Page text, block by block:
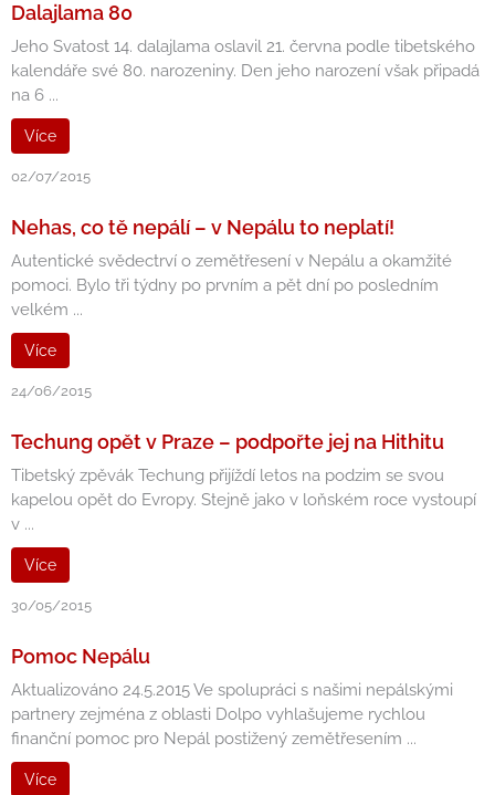
Dalajlama 80
Jeho Svatost 14. dalajlama oslavil 21. června podle tibetského
kalendáře své 80. narozeniny. Den jeho narození však připadá
na 6 ...
Více
02/07/2015
Nehas, co tě nepálí – v Nepálu to neplatí!
Autentické svědectrví o zemětřesení v Nepálu a okamžité
pomoci. Bylo tři týdny po prvním a pět dní po posledním
velkém ...
Více
24/06/2015
Techung opět v Praze – podpořte jej na Hithitu
Tibetský zpěvák Techung přijíždí letos na podzim se svou
kapelou opět do Evropy. Stejně jako v loňském roce vystoupí
v ...
Více
30/05/2015
Pomoc Nepálu
Aktualizováno 24.5.2015 Ve spolupráci s našimi nepálskými
partnery zejména z oblasti Dolpo vyhlašujeme rychlou
finanční pomoc pro Nepál postižený zemětřesením ...
Více